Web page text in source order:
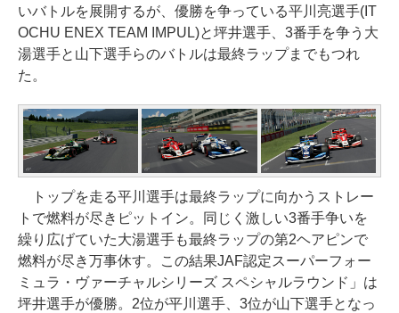
いバトルを展開するが、優勝を争っている平川亮選手(IT
OCHU ENEX TEAM IMPUL)と坪井選手、3番手を争う大
湯選手と山下選手らのバトルは最終ラップまでもつれ
た。
トップを走る平川選手は最終ラップに向かうストレー
トで燃料が尽きピットイン。同じく激しい3番手争いを
繰り広げていた大湯選手も最終ラップの第2ヘアピンで
燃料が尽き万事休す。この結果JAF認定スーパーフォー
ミュラ・ヴァーチャルシリーズ スペシャルラウンド」は
坪井選手が優勝。2位が平川選手、3位が山下選手となっ